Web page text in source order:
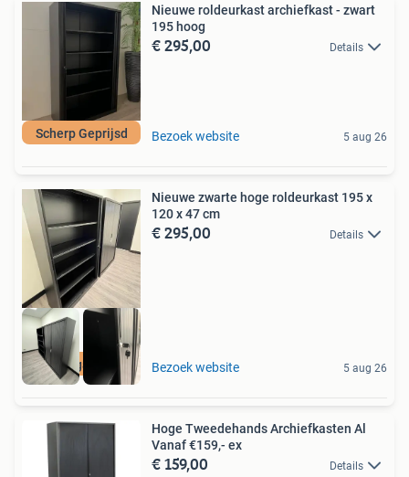
Scherp Geprijsd
Nieuwe roldeurkast archiefkast - zwart
195 hoog
€ 295,00 Details
Bezoek website 5 aug 26
5 jaar garantie
Nieuwe zwarte hoge roldeurkast 195 x
120 x 47 cm
€ 295,00 Details
Bezoek website 5 aug 26
Hoge Tweedehands Archiefkasten Al
Vanaf €159,- ex
€ 159,00 Details